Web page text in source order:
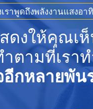
ราพูดถึงพลังงานแสงอา
สดงให้คุณเ
ตามที่เรา
อีกหลายพัน